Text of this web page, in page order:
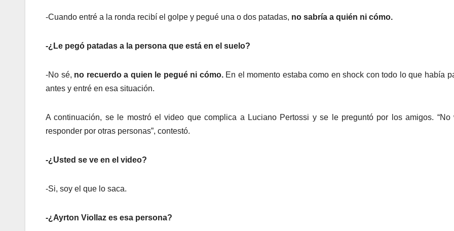
-Cuando entré a la ronda recibí el golpe y pegué una o dos patadas, no sabría a quién ni cómo.
-¿Le pegó patadas a la persona que está en el suelo?
-No sé, no recuerdo a quien le pegué ni cómo.En el momento estaba como en shock con todo lo que había
antes y entré en esa situación.
A continuación, se le mostró el video que complica a Luciano Pertossi y se le preguntó por los amigos. “No
responder por otras personas”, contestó.
-¿Usted se ve en el video?
-Si, soy el que lo saca.
-¿Ayrton Viollaz es esa persona?